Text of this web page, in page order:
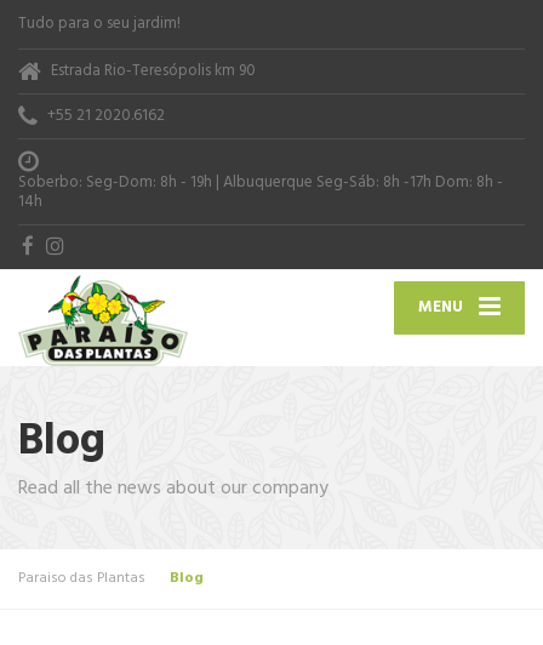
Tudo para o seu jardim!
Estrada Rio-Teresópolis km 90
+55 21 2020.6162
Soberbo: Seg-Dom: 8h - 19h | Albuquerque Seg-Sáb: 8h -17h Dom: 8h -
14h
MENU
Blog
Read all the news about our company
Paraiso das Plantas Blog